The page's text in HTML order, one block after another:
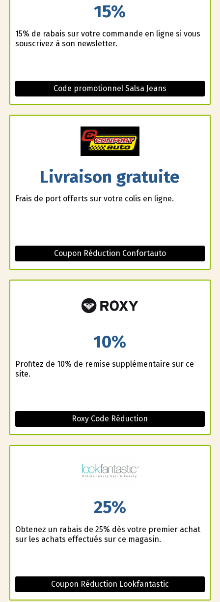
15%
15% de rabais sur votre commande en ligne si vous
souscrivez à son newsletter.
Code promotionnel Salsa Jeans
Livraison gratuite
Frais de port offerts sur votre colis en ligne.
Coupon Réduction Confortauto
10%
Profitez de 10% de remise supplémentaire sur ce
site.
Roxy Code Réduction
25%
Obtenez un rabais de 25% dès votre premier achat
sur les achats effectués sur ce magasin.
Coupon Réduction Lookfantastic